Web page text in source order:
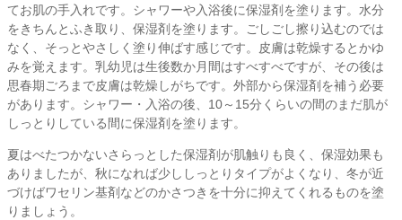
てお肌の手入れです。シャワーや入浴後に保湿剤を塗ります。水分
をきちんとふき取り、保湿剤を塗ります。ごしごし擦り込むのでは
なく、そっとやさしく塗り伸ばす感じです。皮膚は乾燥するとかゆ
みを覚えます。乳幼児は生後数か月間はすべすべですが、その後は
思春期ごろまで皮膚は乾燥しがちです。外部から保湿剤を補う必要
があります。シャワー・入浴の後、10～15分くらいの間のまだ肌が
しっとりしている間に保湿剤を塗ります。
夏はべたつかないさらっとした保湿剤が肌触りも良く、保湿効果も
ありましたが、秋になれば少ししっとりタイプがよくなり、冬が近
づけばワセリン基剤などのかさつきを十分に抑えてくれるものを塗
りましょう。